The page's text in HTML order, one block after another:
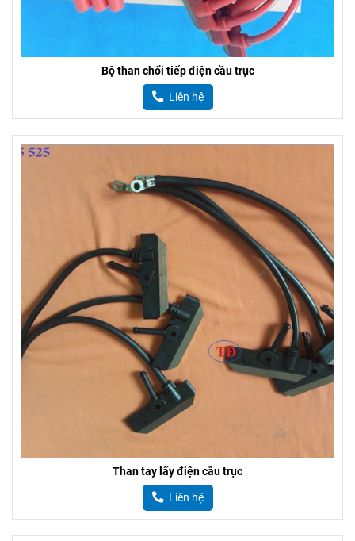
Bộ than chổi tiếp điện cầu trục
Liên hệ
Than tay lấy điện cầu trục
Liên hệ